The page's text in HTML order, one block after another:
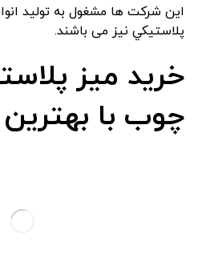
این شرکت ها مشغول به تولید
پلاستيكي نیز می باشند.
خرید میز
چوب با